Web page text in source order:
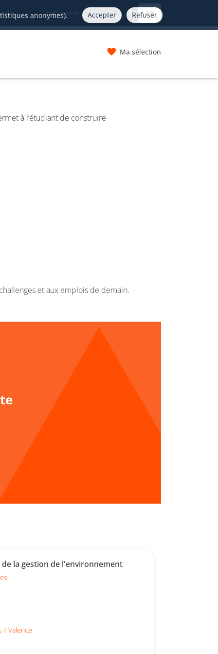
anonymes). Accepter Refuser
FR
Ma sélection
à l’étudiant de construire
et aux emplois de demain.
la gestion de l'environnement
/ Valence